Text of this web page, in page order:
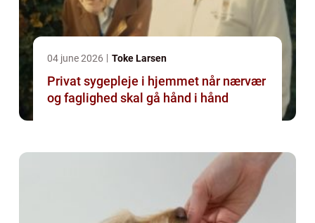
04 june 2026 Toke Larsen
Privat sygepleje i hjemmet når nærvær
og faglighed skal gå hånd i hånd